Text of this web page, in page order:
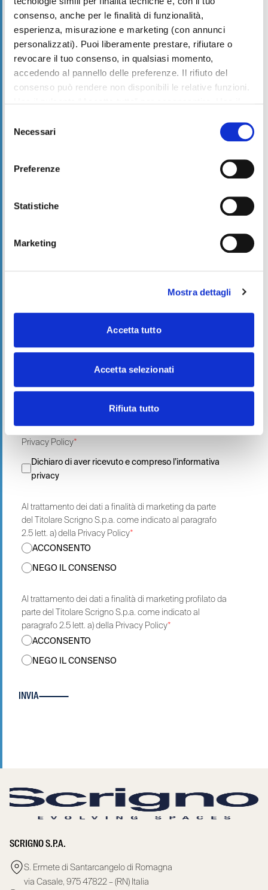
consenso, anche per le finalità di funzionalità,
esperienza, misurazione e marketing (con annunci
personalizzati). Puoi liberamente prestare, rifiutare o
revocare il tuo consenso, in qualsiasi momento,
accedendo al pannello delle preferenze. Il rifiuto del
consenso può rendere non disponibili le relative funzioni.
Leggi laCookie policy
delNecessari
Preferenze
Statistiche
Marketing
Mostra dettagli
Accetta tutto
Accetta selezionati
Rifiuta tutto
Città
Prodotto*
Privacy Policy*
Dichiaro di aver ricevuto e compreso l’informativa
privacy
Al trattamento dei dati a finalità di marketing da parte
del Titolare Scrigno S.p.a. come indicato al paragrafo
2.5 lett. a) della Privacy Policy*
ACCONSENTO
NEGO IL CONSENSO
Al trattamento dei dati a finalità di marketing profilato da
parte del Titolare Scrigno S.p.a. come indicato al
paragrafo 2.5 lett. a) della Privacy Policy*
ACCONSENTO
NEGO IL CONSENSO
INVIA
SCRIGNO S.P.A.
S. Ermete di Santarcangelo di Romagna
via Casale, 975 47822 – (RN) Italia